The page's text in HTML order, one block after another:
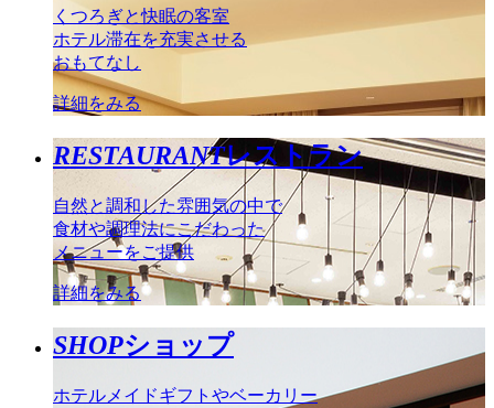
くつろぎと快眠の客室
ホテル滞在を充実させる
おもてなし
詳細をみる
RESTAURANTレストラン
自然と調和した雰囲気の中で
食材や調理法にこだわった
メニューをご提供
詳細をみる
SHOPショップ
ホテルメイドギフトやベーカリー